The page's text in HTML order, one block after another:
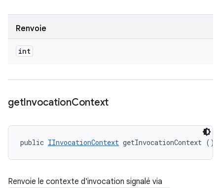
Renvoie
int
getInvocationContext
public IInvocationContext getInvocationContext ()
Renvoie le contexte d'invocation signalé via